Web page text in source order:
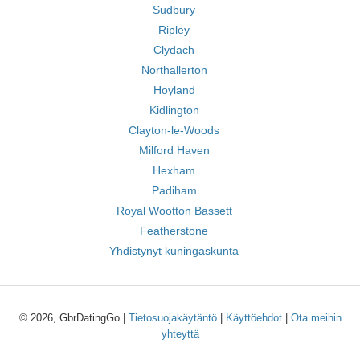
Sudbury
Ripley
Clydach
Northallerton
Hoyland
Kidlington
Clayton-le-Woods
Milford Haven
Hexham
Padiham
Royal Wootton Bassett
Featherstone
Yhdistynyt kuningaskunta
© 2026, GbrDatingGo | Tietosuojakäytäntö| Käyttöehdot| Ota meihin
yhteyttä